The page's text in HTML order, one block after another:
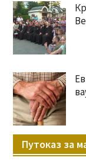
Путоказ за